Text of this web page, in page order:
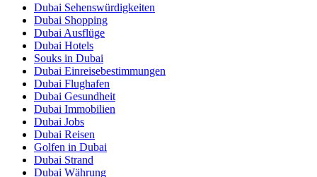
Dubai Sehenswürdigkeiten
Dubai Shopping
Dubai Ausflüge
Dubai Hotels
Souks in Dubai
Dubai Einreisebestimmungen
Dubai Flughafen
Dubai Gesundheit
Dubai Immobilien
Dubai Jobs
Dubai Reisen
Golfen in Dubai
Dubai Strand
Dubai Währung